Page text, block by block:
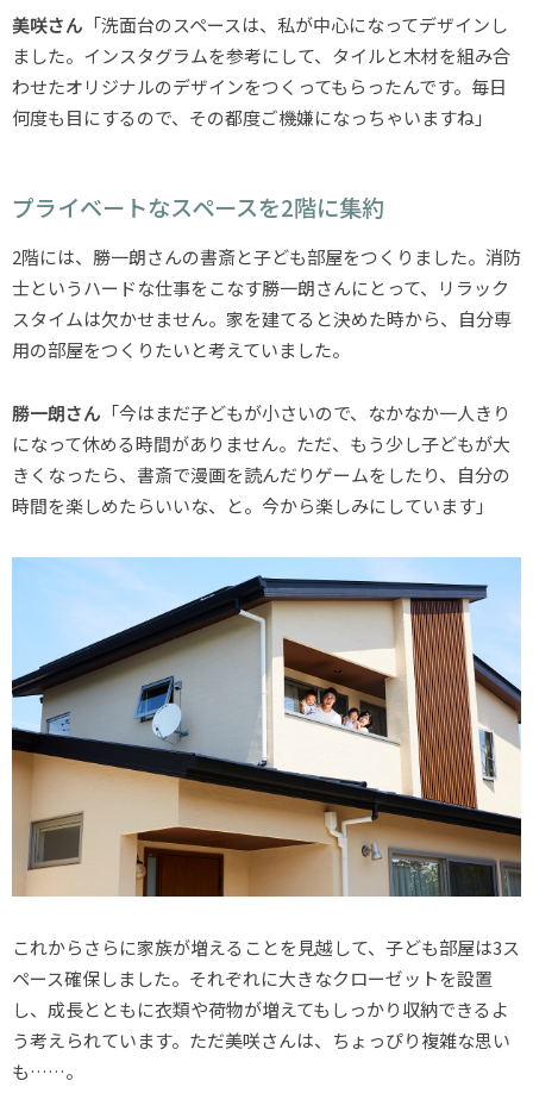
美咲さん 「洗面台のスペースは、私が中心になってデザインし
ました。インスタグラムを参考にして、タイルと木材を組み合
わせたオリジナルのデザインをつくってもらったんです。毎日
何度も目にするので、その都度ご機嫌になっちゃいますね」
プライベートなスペースを2階に集約
2階には、勝一朗さんの書斎と子ども部屋をつくりました。消防
士というハードな仕事をこなす勝一朗さんにとって、リラック
スタイムは欠かせません。家を建てると決めた時から、自分専
用の部屋をつくりたいと考えていました。
勝一朗さん 「今はまだ子どもが小さいので、なかなか一人きり
になって休める時間がありません。ただ、もう少し子どもが大
きくなったら、書斎で漫画を読んだりゲームをしたり、自分の
時間を楽しめたらいいな、と。今から楽しみにしています」
これからさらに家族が増えることを見越して、子ども部屋は3ス
ペース確保しました。それぞれに大きなクローゼットを設置
し、成長とともに衣類や荷物が増えてもしっかり収納できるよ
う考えられています。ただ美咲さんは、ちょっぴり複雑な思い
も……。